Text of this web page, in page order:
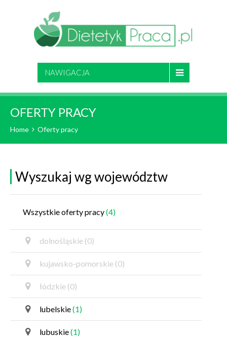
NAWIGACJA
OFERTY PRACY
Home Oferty pracy
Wyszukaj wg województw
Wszystkie oferty pracy(4)
dolnośląskie (0)
kujawsko-pomorskie (0)
łódzkie (0)
lubelskie(1)
lubuskie(1)